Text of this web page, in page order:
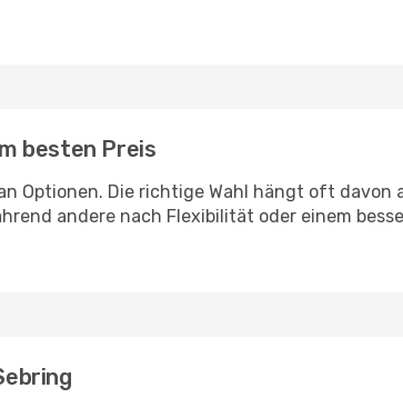
besten Preis
Optionen. Die richtige Wahl hängt oft davon
andere nach Flexibilität oder einem